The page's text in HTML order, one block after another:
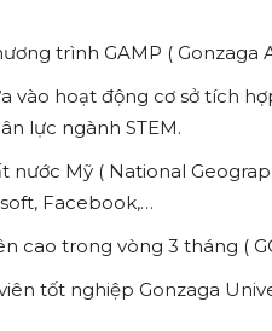
trình GAMP (
vào hoạt động cơ sở tích
lực ngành STEM.
Mỹ ( National
Facebook,…
cao trong vòng 3 tháng (
tốt nghiệp Gonzaga